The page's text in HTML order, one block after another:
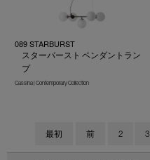
089 STARBURST
スターバースト ペンダントラン
プ
Cassina | Contemporary Collection
最初 前 2 3